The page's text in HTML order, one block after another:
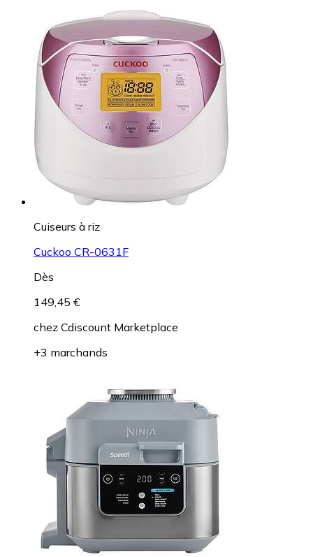
Cuiseurs à riz
Cuckoo CR-0631F
Dès
149,45 €
chez Cdiscount Marketplace
+3 marchands